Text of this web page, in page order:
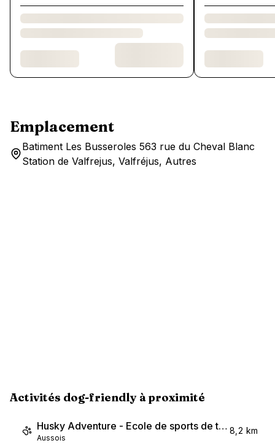
Emplacement
Batiment Les Busseroles 563 rue du Cheval Blanc
Station de Valfrejus, Valfréjus, Autres
Activités dog-friendly à proximité
Husky Adventure - Ecole de sports de traîneau à chiens
Aussois
8,2 km